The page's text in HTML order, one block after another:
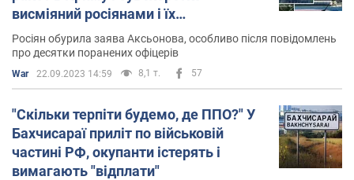
висміяний росіянами і їх
прихильниками
Росіян обурила заява Аксьонова, особливо після повідомлень
про десятки поранених офіцерів
War 22.09.2023 14:59 8,1 т. 57
"Скільки терпіти будемо, де ППО?" У
Бахчисараї приліт по військовій
частині РФ, окупанти істерять і
вимагають "відплати"